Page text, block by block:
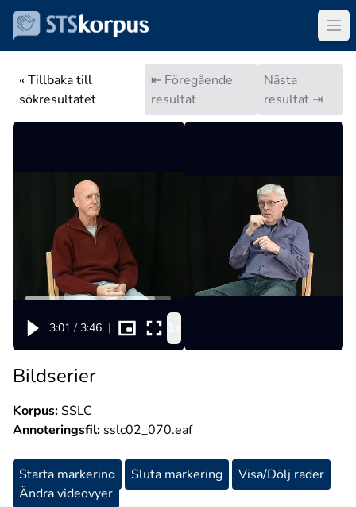
« Tillbaka till
sökresultatet
⇤ Föregående
resultat
Nästa
resultat ⇥
3:01 / 3:46 |
Bildserier
Korpus:SSLC
Annoteringsfil: sslc02_070.eaf
Starta markering Sluta markering
Visa/Dölj rader
Ändra videovyer